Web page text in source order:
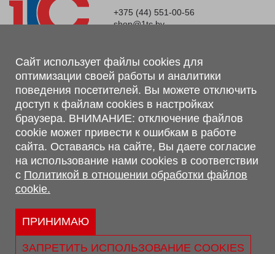
+375 (44) 551-00-56
shop@1tc.by
Магазин, склад
г. Минск, Минский р-н, п. Привольный, ул. Мира, 20А,
223062
г. Брест, ул. Лейтенанта Рябцева, 108 В, 224701
Обращаем Ваше внимание, что вся предоставленная на сайте
информация, касающаяся комплектаций, технических
характеристик, цветовых сочетаний, а также стоимости и
сервисного обслуживания носит информационный характер и
не является публичной офертой, определяемой п.2 ст.407
Гражданского кодекса Республики Беларусь.
Политика обработки персональных данных
Политикой в отношении обработки файлов cookie.
Сайт использует файлы cookies для
оптимизации своей работы и аналитики
поведения посетителей. Вы можете отключить
доступ к файлам cookies в настройках
браузера. ВНИМАНИЕ: отключение файлов
cookie может привести к ошибкам в работе
сайта. Оставаясь на сайте, Вы даете согласие
на использование нами cookies в соответствии
с Политикой в отношении обработки файлов
cookie.
ПРИНИМАЮ
ЗАПРЕТИТЬ ИСПОЛЬЗОВАНИЕ COOKIES